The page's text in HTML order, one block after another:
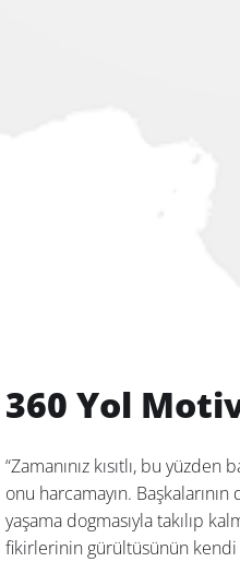
360 Yol
“Zamanınız kısıtlı, bu yüzden
onu harcamayın.
yaşama dogmasıyla takılıp
fikirlerinin gürültüsünün kendi